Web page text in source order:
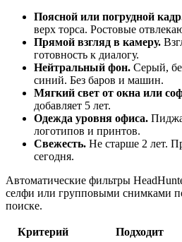
Поясной или погрудной
верх торса. Ростовые
Прямой взгляд в камеру.
готовность к диалогу.
Нейтральный фон. Серый,
синий. Без баров и машин.
Мягкий свет от окна или
добавляет 5 лет.
Одежда уровня офиса.
логотипов и принтов.
Свежесть. Не старше 2 лет.
сегодня.
Автоматические фильтры
селфи или групповыми снимками
поиске.
Критерий Подходит